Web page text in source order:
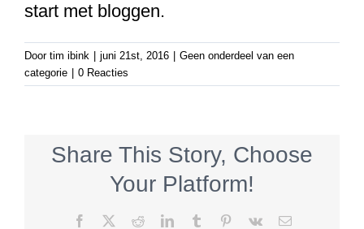
start met bloggen.
Door tim ibink juni 21st, 2016
Geen onderdeel van een
categorie
0 Reacties
Share This Story, Choose
Your Platform!
Facebook RedditLinkedInTumblr Pinterest
Vk
E-